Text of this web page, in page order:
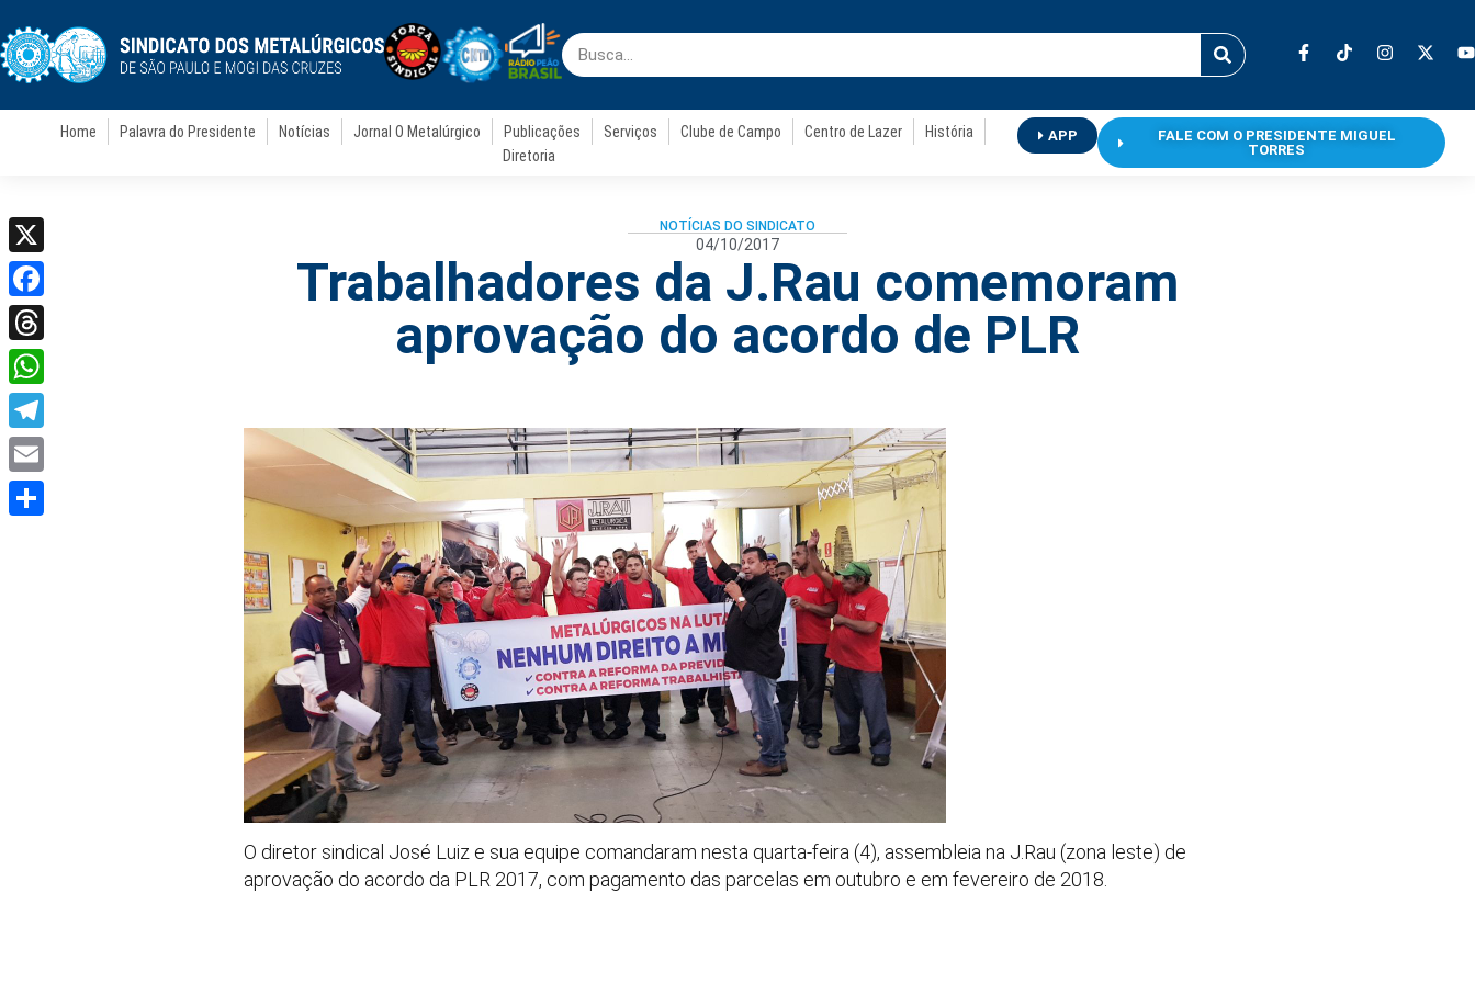
Home Palavra do Presidente Notícias Jornal O Metalúrgico Publicações Serviços Clube de Campo Centro de Lazer
História
Diretoria
APP
FALE COM O PRESIDENTE MIGUEL
TORRES
NOTÍCIAS DO SINDICATO
04/10/2017
Trabalhadores da J.Rau comemoram
aprovação do acordo de PLR
O diretor sindical José Luiz e sua equipe comandaram nesta quarta-feira (4), assembleia na J.Rau (zona leste) de
aprovação do acordo da PLR 2017, com pagamento das parcelas em outubro e em fevereiro de 2018.
X
Facebook
Threads
WhatsApp
Telegram
Email